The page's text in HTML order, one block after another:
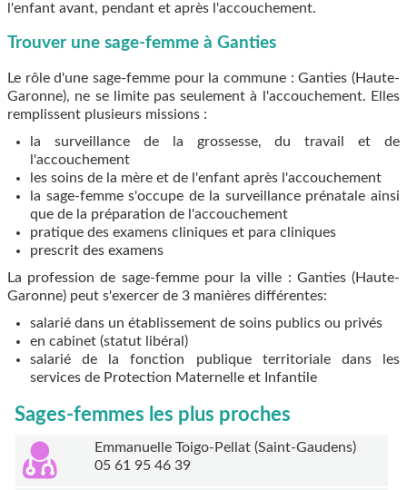
l'enfant avant, pendant et après l'accouchement.
Trouver une sage-femme à Ganties
Le rôle d'une sage-femme pour la commune : Ganties (Haute-
Garonne), ne se limite pas seulement à l'accouchement. Elles
remplissent plusieurs missions :
la surveillance de la grossesse, du travail et de
l'accouchement
les soins de la mère et de l'enfant après l'accouchement
la sage-femme s'occupe de la surveillance prénatale ainsi
que de la préparation de l'accouchement
pratique des examens cliniques et para cliniques
prescrit des examens
La profession de sage-femme pour la ville : Ganties (Haute-
Garonne) peut s'exercer de 3 manières différentes:
salarié dans un établissement de soins publics ou privés
en cabinet (statut libéral)
salarié de la fonction publique territoriale dans les
services de Protection Maternelle et Infantile
Sages-femmes les plus proches
Emmanuelle Toigo-Pellat (Saint-Gaudens)
05 61 95 46 39